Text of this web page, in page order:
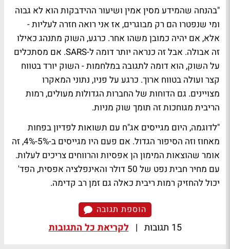
"בהנחה שהמידע מסין אמין ושיעור ההידבקות הוא לא גבוה
ומי שנפטרו הם רק מבוגרים, אז אני רואה חזרה לעליות -
אלא, אם יהיה כמובן משהו אחר. כרגע, השוק מתנהג כאילו
זה אבולה. אבל זה כנראה יותר דומה ל-SARS. אם מסתכלים
על השוק, הוא דומה לתגובה במלחמות - השוק יורד בטווח
קצר ועולה בטווח ארוך. כרגע על פניו, נתוני המאקרו
מצויינים. גם הדוחות של החברות הגדולות מעולים, רמות
הריבית מגוחכות זה תומך שוק מניות.
"לדוגמה, היום מגייסים אג"ח עם תשואות לפדיון בפחות
מאחוז וזה הסיפור הגדול. אם פעם היו מגייסים ב-5%-4%, זה
אומר שהוצאות המימון הן אפסיות והרווחים צריכים לעלות.
עם מחיר חבית נפט של 50 דולר והאינפלציה אפסית, הפד'
יכול להחזיק רמות ריבית כאלה גם זמן רב קדימה.
הוספת תגובה
15 תגובות | לקריאת כל התגובות